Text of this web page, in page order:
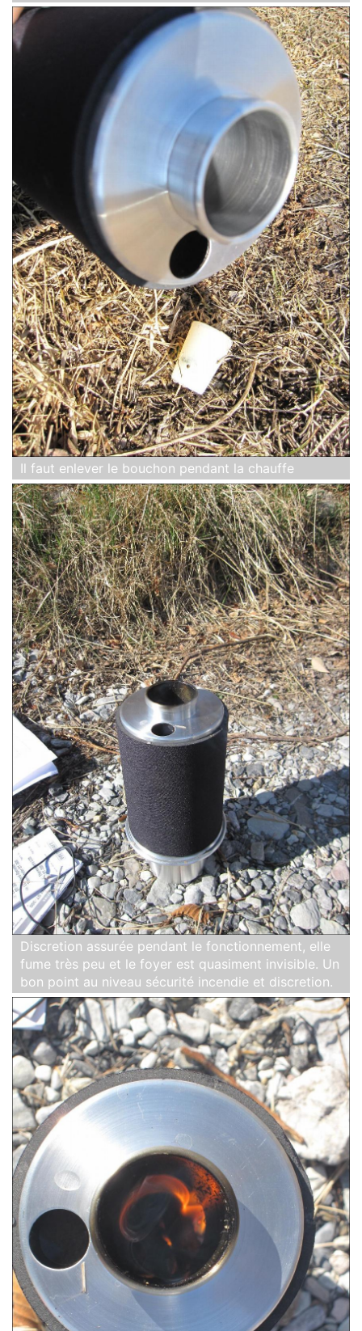
Il faut enlever le bouchon pendant la chauffe
Discretion assurée pendant le fonctionnement, elle
fume très peu et le foyer est quasiment invisible. Un
bon point au niveau sécurité incendie et discretion.